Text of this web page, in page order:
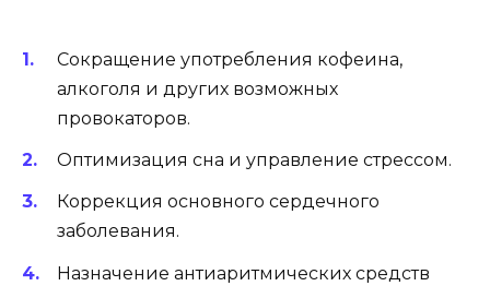
Сокращение употребления кофеина,
алкоголя и других возможных
провокаторов.
Оптимизация сна и управление стрессом.
Коррекция основного сердечного
заболевания.
Назначение антиаритмических средств